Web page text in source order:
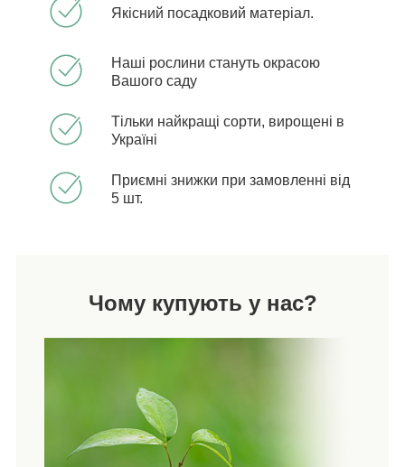
Якісний посадковий матеріал.
Наші рослини стануть окрасою
Вашого саду
Тільки найкращі сорти, вирощені в
Україні
Приємні знижки при замовленні від
5 шт.
Чому купують у нас?